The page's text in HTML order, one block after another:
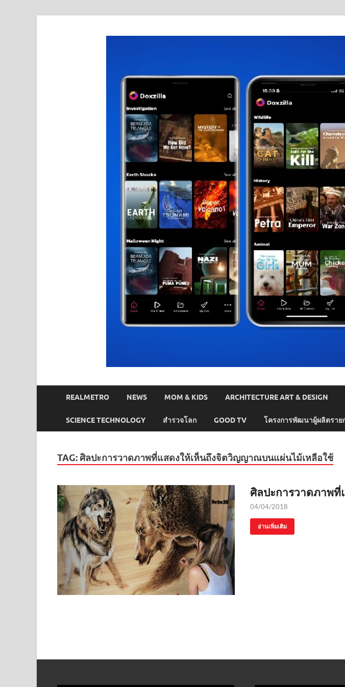
REALMETRO NEWS MOM & KIDS ARCHITECTURE ART & DESIGN
SCIENCE TECHNOLOGY สำรวจโลก GOOD TV โครงการพัฒนาผู้ผลิตราย
TAG: ศิลปะการวาดภาพที่แสดงให้เห็นถึงจิตวิญญาณบนแผ่นไม้เหลือใช้
ศิลปะการวาดภาพ
04/04/2018
อ่านเพิ่มเติม